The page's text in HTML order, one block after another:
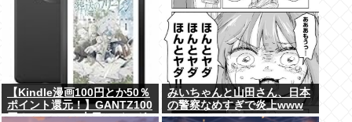
【Kindle漫画100円とか50％
ポイント還元！】GANTZ100
円！Dreams、本日のバーガ
みいちゃんと山田さん、日本
の警察なめすぎで炎上www